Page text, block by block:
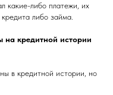
какие-либо платежи, их
либо займа.
на кредитной истории
в кредитной истории, но